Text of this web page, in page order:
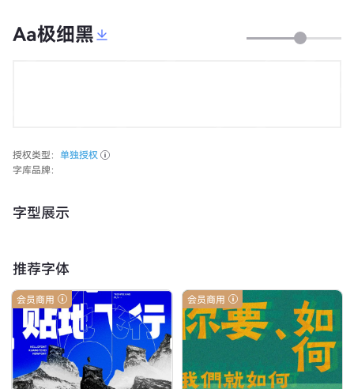
Aa极细黑
授权类型： 单独授权
字库品牌：
字型展示
推荐字体
会员商用 会员商用